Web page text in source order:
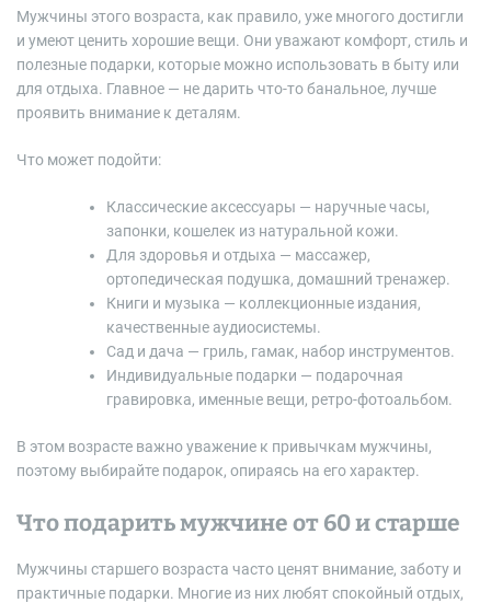
Мужчины этого возраста, как правило, уже многого достигли
и умеют ценить хорошие вещи. Они уважают комфорт, стиль и
полезные подарки, которые можно использовать в быту или
для отдыха. Главное — не дарить что-то банальное, лучше
проявить внимание к деталям.
Что может подойти:
Классические аксессуары — наручные часы,
запонки, кошелек из натуральной кожи.
Для здоровья и отдыха — массажер,
ортопедическая подушка, домашний тренажер.
Книги и музыка — коллекционные издания,
качественные аудиосистемы.
Сад и дача — гриль, гамак, набор инструментов.
Индивидуальные подарки — подарочная
гравировка, именные вещи, ретро-фотоальбом.
В этом возрасте важно уважение к привычкам мужчины,
поэтому выбирайте подарок, опираясь на его характер.
Что подарить мужчине от 60 и старше
Мужчины старшего возраста часто ценят внимание, заботу и
практичные подарки. Многие из них любят спокойный отдых,